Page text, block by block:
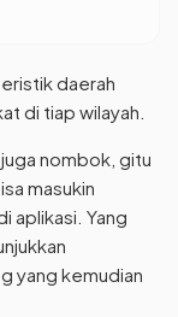
daerah
di tiap wilayah.
nombok, gitu
masukin
aplikasi. Yang
yang kemudian